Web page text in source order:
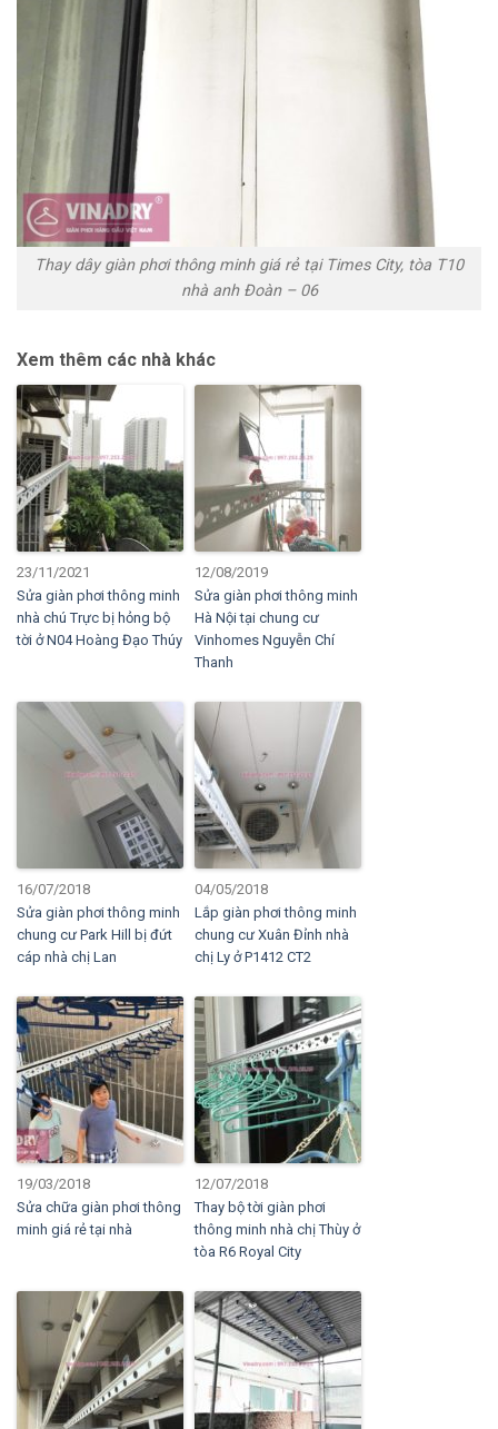
Thay dây giàn phơi thông minh giá rẻ tại Times City, tòa T10
nhà anh Đoàn – 06
Xem thêm các nhà khác
23/11/2021
Sửa giàn phơi thông minh
nhà chú Trực bị hỏng bộ
tời ở N04 Hoàng Đạo Thúy
12/08/2019
Sửa giàn phơi thông minh
Hà Nội tại chung cư
Vinhomes Nguyễn Chí
Thanh
16/07/2018
Sửa giàn phơi thông minh
chung cư Park Hill bị đứt
cáp nhà chị Lan
04/05/2018
Lắp giàn phơi thông minh
chung cư Xuân Đỉnh nhà
chị Ly ở P1412 CT2
19/03/2018
Sửa chữa giàn phơi thông
minh giá rẻ tại nhà
12/07/2018
Thay bộ tời giàn phơi
thông minh nhà chị Thùy ở
tòa R6 Royal City